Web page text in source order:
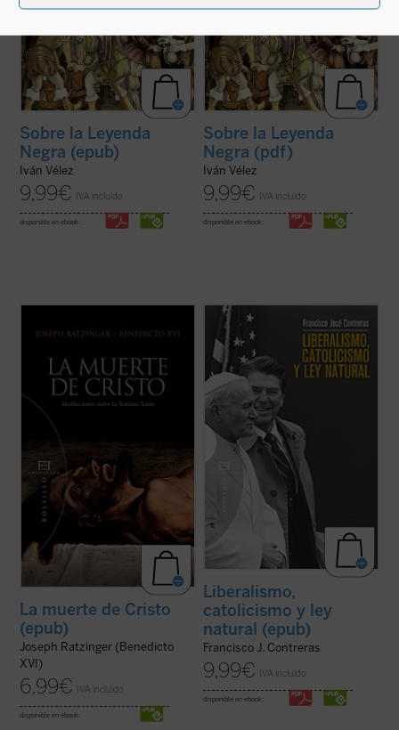
Sobre la Leyenda
Negra (epub)
Iván Vélez
9,99€ IVA incluido
disponible en ebook:
Sobre la Leyenda
Negra (pdf)
Iván Vélez
9,99€ IVA incluido
disponible en ebook:
profundidad misteriosa a la que la muerte
puede acompañar. En efecto, "estar
muerto" comporta ante todo la pérdida de
(ver ficha)
La muerte de Cristo
(epub)
Joseph Ratzinger (Benedicto
XVI)
6,99€ IVA incluido
disponible en ebook:
El modelo político liberal ---caracterizado
por el gobierno limitado, los derechos
humanos y el libre mercado--- permitió a
Occidente construir a partir de 1800 las
sociedades más habitables de la historia. El
cristianismo jugó un papel ...(ver ficha)
Liberalismo,
catolicismo y ley
natural (epub)
Francisco J. Contreras
9,99€ IVA incluido
disponible en ebook: